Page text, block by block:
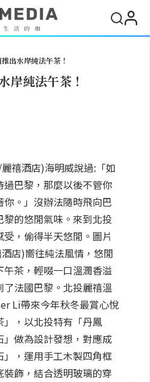
出水岸純法午茶！
岸純法午茶！
禧酒店)海明威說過:「如
巴黎，那麼以後不管你
。」沒辦法隨時飛向巴
的悠閒氣味。來到北投
，偷得半天悠閒。圖片
店)嚮往純法風情，悠閒
茶，輕啜一口溫潤香溢
法國巴黎。北投麗禧溫
Li帶來今年秋冬最賞心悅
」，以北投特有「丹鳳
做為設計發想，對應成
，運用手工木製四角框
飾，結合透明玻璃的穿